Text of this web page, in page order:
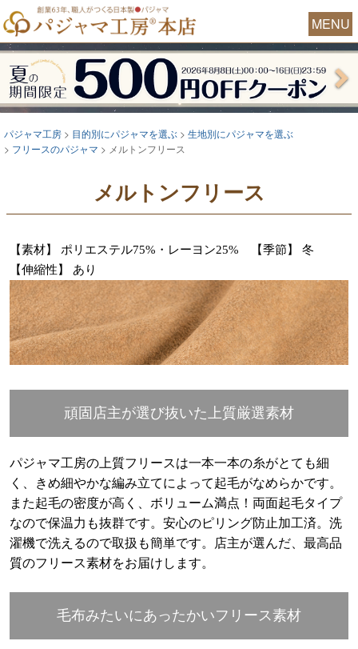
MENU
パジャマ工房 目的別にパジャマを選ぶ
生地別にパジャマを選ぶ
フリースのパジャマ
メルトンフリース
メルトンフリース
【素材】 ポリエステル75%・レーヨン25% 【季節】 冬
【伸縮性】 あり
頑固店主が選び抜いた上質厳選素材
パジャマ工房の上質フリースは一本一本の糸がとても細
く、きめ細やかな編み立てによって起毛がなめらかです。
また起毛の密度が高く、ボリューム満点！両面起毛タイプ
なので保温力も抜群です。安心のピリング防止加工済。洗
濯機で洗えるので取扱も簡単です。店主が選んだ、最高品
質のフリース素材をお届けします。
毛布みたいにあったかいフリース素材